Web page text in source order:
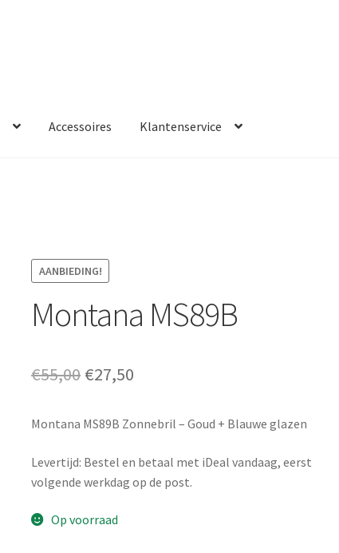
Accessoires Klantenservice
AANBIEDING!
Montana MS89B
€55,00 Oorspronkelijke
was:
€55,00.
€27,50
is:
€27,50.
Montana MS89B Zonnebril – Goud + Blauwe glazen
Levertijd: Bestel en betaal met iDeal vandaag, eerst
volgende werkdag op de post.
Op voorraad